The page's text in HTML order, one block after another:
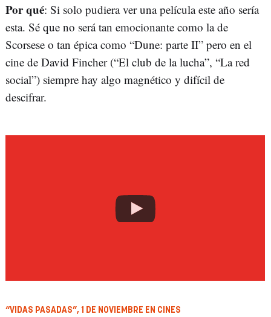
Por qué: Si solo pudiera ver una película este año sería
esta. Sé que no será tan emocionante como la de
Scorsese o tan épica como “Dune: parte II” pero en el
cine de David Fincher (“El club de la lucha”, “La red
social”) siempre hay algo magnético y difícil de
descifrar.
“VIDAS PASADAS”, 1 DE NOVIEMBRE EN CINES